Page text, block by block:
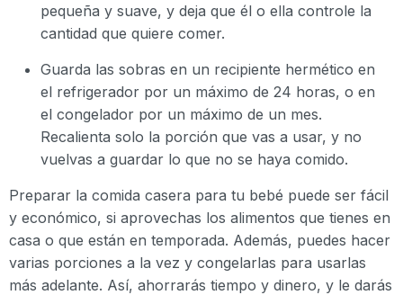
pequeña y suave, y deja que él o ella controle la
cantidad que quiere comer.
Guarda las sobras en un recipiente hermético en
el refrigerador por un máximo de 24 horas, o en
el congelador por un máximo de un mes.
Recalienta solo la porción que vas a usar, y no
vuelvas a guardar lo que no se haya comido.
Preparar la comida casera para tu bebé puede ser fácil
y económico, si aprovechas los alimentos que tienes en
casa o que están en temporada. Además, puedes hacer
varias porciones a la vez y congelarlas para usarlas
más adelante. Así, ahorrarás tiempo y dinero, y le darás